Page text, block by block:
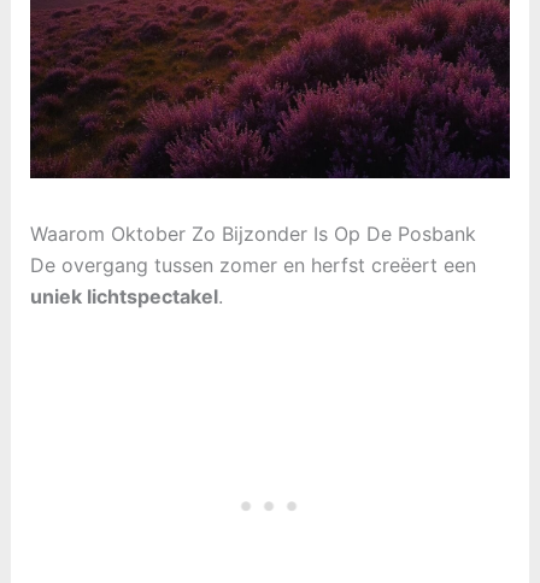
Waarom Oktober Zo Bijzonder Is Op De Posbank
De overgang tussen zomer en herfst creëert een
uniek lichtspectakel.